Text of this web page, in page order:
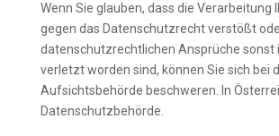
Wenn Sie glauben, dass die Verarbeitung
gegen das Datenschutzrecht verstößt
datenschutzrechtlichen Ansprüche sonst
verletzt worden sind, können Sie sich bei
Aufsichtsbehörde beschweren. In
Datenschutzbehörde.